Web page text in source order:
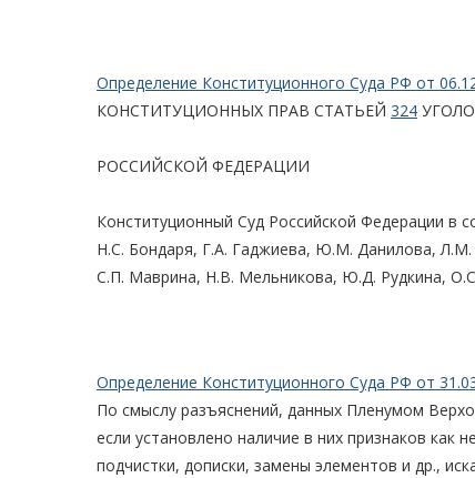
Определение Конституционного Суда РФ от
КОНСТИТУЦИОННЫХ ПРАВ СТАТЬЕЙ 324
РОССИЙСКОЙ ФЕДЕРАЦИИ
Конституционный Суд Российской Федерации в
Н.С. Бондаря, Г.А. Гаджиева, Ю.М. Данилова,
С.П. Маврина, Н.В. Мельникова, Ю.Д. Рудкина,
Определение Конституционного Суда РФ от
По смыслу разъяснений, данных Пленумом
если установлено наличие в них признаков как
подчистки, дописки, замены элементов и др.,